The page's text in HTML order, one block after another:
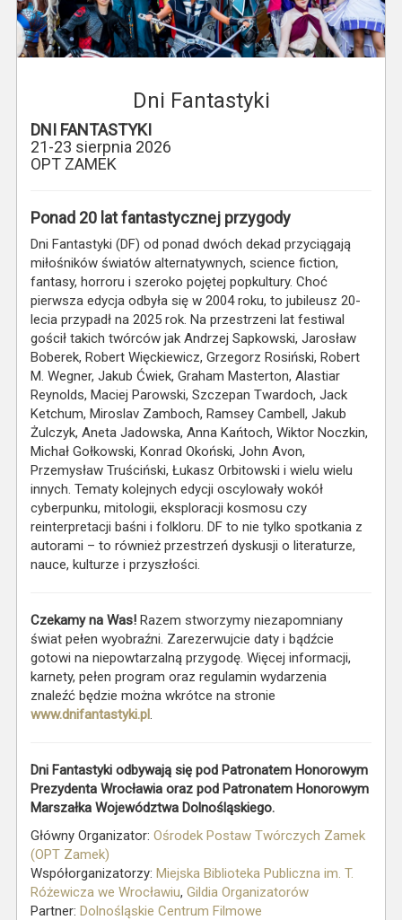
Dni Fantastyki
DNI FANTASTYKI
21-23 sierpnia 2026
OPT ZAMEK
Ponad 20 lat fantastycznej przygody
Dni Fantastyki (DF) od ponad dwóch dekad przyciągają
miłośników światów alternatywnych, science fiction,
fantasy, horroru i szeroko pojętej popkultury. Choć
pierwsza edycja odbyła się w 2004 roku, to jubileusz 20-
lecia przypadł na 2025 rok. Na przestrzeni lat festiwal
gościł takich twórców jak Andrzej Sapkowski, Jarosław
Boberek, Robert Więckiewicz, Grzegorz Rosiński, Robert
M. Wegner, Jakub Ćwiek, Graham Masterton, Alastiar
Reynolds, Maciej Parowski, Szczepan Twardoch, Jack
Ketchum, Miroslav Zamboch, Ramsey Cambell, Jakub
Żulczyk, Aneta Jadowska, Anna Kańtoch, Wiktor Noczkin,
Michał Gołkowski, Konrad Okoński, John Avon,
Przemysław Truściński, Łukasz Orbitowski i wielu wielu
innych. Tematy kolejnych edycji oscylowały wokół
cyberpunku, mitologii, eksploracji kosmosu czy
reinterpretacji baśni i folkloru. DF to nie tylko spotkania z
autorami – to również przestrzeń dyskusji o literaturze,
nauce, kulturze i przyszłości.
Czekamy na Was! Razem stworzymy niezapomniany
świat pełen wyobraźni. Zarezerwujcie daty i bądźcie
gotowi na niepowtarzalną przygodę. Więcej informacji,
karnety, pełen program oraz regulamin wydarzenia
znaleźć będzie można wkrótce na stronie
www.dnifantastyki.pl.
Dni Fantastyki odbywają się pod Patronatem Honorowym
Prezydenta Wrocławia oraz pod Patronatem Honorowym
Marszałka Województwa Dolnośląskiego.
Główny Organizator: Ośrodek Postaw Twórczych Zamek
(OPT Zamek)
Współorganizatorzy: Miejska Biblioteka Publiczna im. T.
Różewicza we Wrocławiu, Gildia Organizatorów
Partner: Dolnośląskie Centrum Filmowe